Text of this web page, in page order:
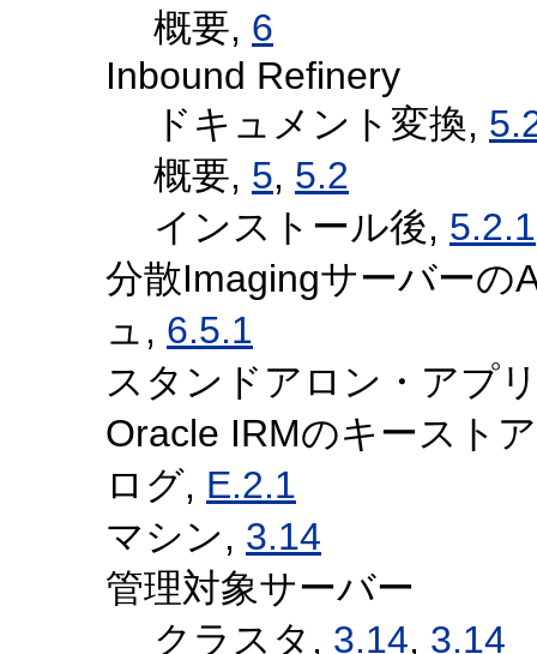
概要, 6
Inbound Refinery
ドキュメント変換,
概要, 5, 5.2
インストール後, 5.2.1
分散Imagingサーバーの
ュ, 6.5.1
スタンドアロン・アプ
Oracle IRMのキースト
ログ, E.2.1
マシン, 3.14
管理対象サーバー
クラスタ, 3.14, 3.14